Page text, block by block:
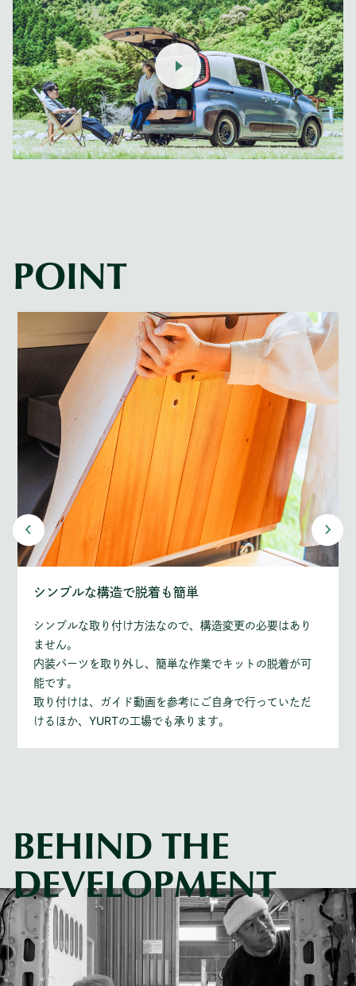
POINT
シンプルな構造で脱着も簡単
シンプルな取り付け方法なので、構造変更の必要はあり
ません。
内装パーツを取り外し、簡単な作業でキットの脱着が可
能です。
取り付けは、ガイド動画を参考にご自身で行っていただ
けるほか、YURTの工場でも承ります。
BEHIND THE
DEVELOPMENT